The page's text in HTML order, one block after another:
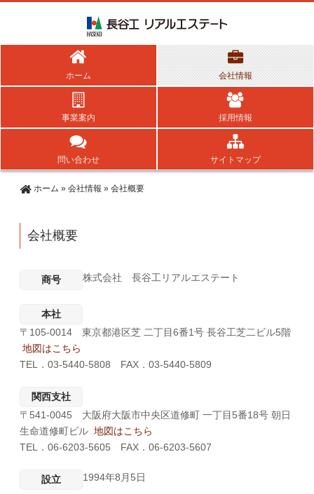
ホーム 会社情報
事業案内 採用情報
問い合わせ サイトマップ
ホーム » 会社情報 » 会社概要
会社概要
商号 株式会社 長谷工リアルエステート
本社
〒105-0014 東京都港区芝 二丁目6番1号 長谷工芝二ビル5階
地図はこちら
TEL．03-5440-5808 FAX．03-5440-5809
関西支社
〒541-0045 大阪府大阪市中央区道修町 一丁目5番18号 朝日
生命道修町ビル 地図はこちら
TEL．06-6203-5605 FAX．06-6203-5607
設立 1994年8月5日